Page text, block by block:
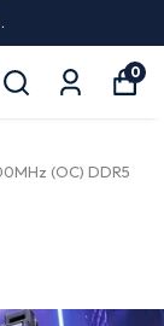
0
(OC) DDR5